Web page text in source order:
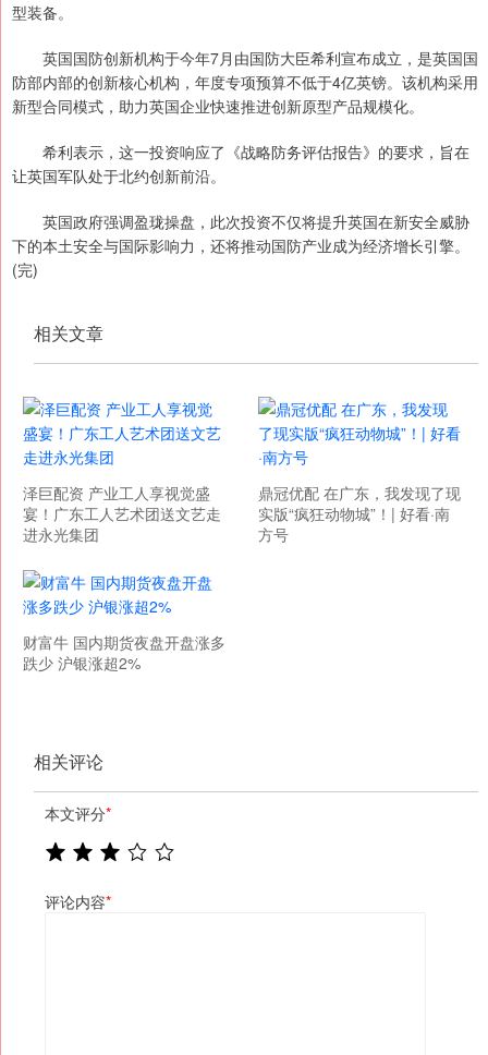
型装备。
英国国防创新机构于今年7月由国防大臣希利宣布成立，是英国国
防部内部的创新核心机构，年度专项预算不低于4亿英镑。该机构采用
新型合同模式，助力英国企业快速推进创新原型产品规模化。
希利表示，这一投资响应了《战略防务评估报告》的要求，旨在
让英国军队处于北约创新前沿。
英国政府强调盈珑操盘，此次投资不仅将提升英国在新安全威胁
下的本土安全与国际影响力，还将推动国防产业成为经济增长引擎。
(完)
相关文章
泽巨配资 产业工人享视觉盛
宴！广东工人艺术团送文艺走
进永光集团
鼎冠优配 在广东，我发现了现
实版“疯狂动物城”！| 好看·南
方号
财富牛 国内期货夜盘开盘涨多
跌少 沪银涨超2%
相关评论
本文评分*
评论内容*